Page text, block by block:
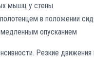
мышц у стены
в положении
опусканием
Резкие